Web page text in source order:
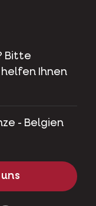
Bitte
Ihnen
- Belgien